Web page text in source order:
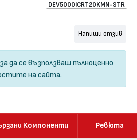
DEV5000ICRT20KMN-STR
Напиши отзив
да се възползваш пълноценно
на сайта.
Добавен в
Компоненти Ревюта